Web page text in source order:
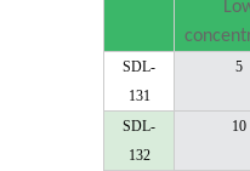
SDL-
131
5
SDL-
132
10